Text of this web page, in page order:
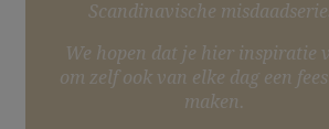
Scandinavische
We hopen dat je hier inspiratie
om zelf ook van elke dag een
maken.